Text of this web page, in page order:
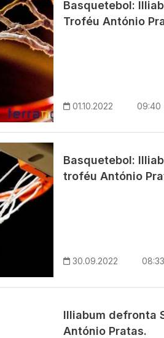
Basquetebol:
Troféu António
01.10.2022 09:40
Basquetebol:
troféu António
30.09.2022 08:33
Illiabum defronta
António Pratas.